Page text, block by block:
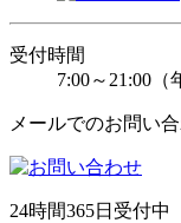
受付時間
7:00～21:00（
メールでのお問い
24時間365日受付中